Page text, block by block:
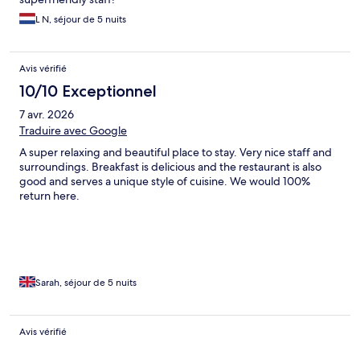
L N, séjour de 5 nuits
Avis vérifié
10/10 Exceptionnel
7 avr. 2026
Traduire avec Google
A super relaxing and beautiful place to stay. Very nice staff and
surroundings. Breakfast is delicious and the restaurant is also
good and serves a unique style of cuisine. We would 100%
return here.
Sarah, séjour de 5 nuits
Avis vérifié